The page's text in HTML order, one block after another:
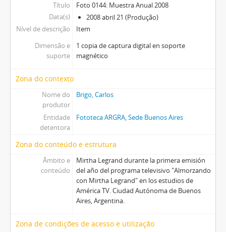
Título
Foto 0144: Muestra Anual 2008
Data(s)
2008 abril 21 (Produção)
Nível de descrição
Item
Dimensão e
suporte
1 copia de captura digital en soporte
magnético
Zona do contexto
Nome do
produtor
Brigo, Carlos
Entidade
detentora
Fototeca ARGRA, Sede Buenos Aires
Zona do conteúdo e estrutura
Âmbito e
conteúdo
Mirtha Legrand durante la primera emisión
del año del programa televisivo "Almorzando
con Mirtha Legrand" en los estudios de
América TV. Ciudad Autónoma de Buenos
Aires, Argentina.
Zona de condições de acesso e utilização